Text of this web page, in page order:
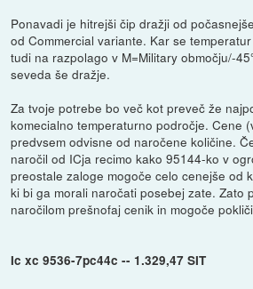
Ponavadi je hitrejši čip dražji od
od Commercial variante. Kar se
tudi na razpolago v M=Military območju/-
seveda še dražje.
Za tvoje potrebe bo več kot preveč že
komecialno temperaturno področje. Cene
predvsem odvisne od naročene količine.
naročil od ICja recimo kako 95144-ko v
preostale zaloge mogoče celo cenejše od
ki bi ga morali naročati posebej zate. Zato
naročilom prešnofaj cenik in mogoče
Ic xc 9536-7pc44c -- 1.329,47 SIT